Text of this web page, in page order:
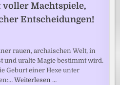
voller Machtspiele,
Entscheidungen!
rauen, archaischen Welt, in
und uralte Magie bestimmt wird.
Geburt einer Hexe unter
Weiterlesen …